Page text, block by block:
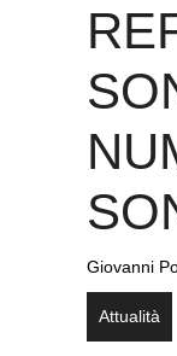
Giovanni
Attualità